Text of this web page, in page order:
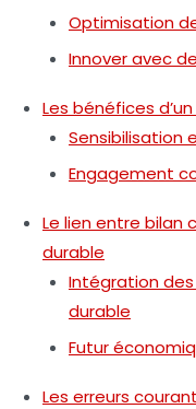
Optimisation
Innover avec
Les bénéfices
Sensibilisation
Engagement
Le lien entre
durable
Intégration
durable
Futur
Les erreurs